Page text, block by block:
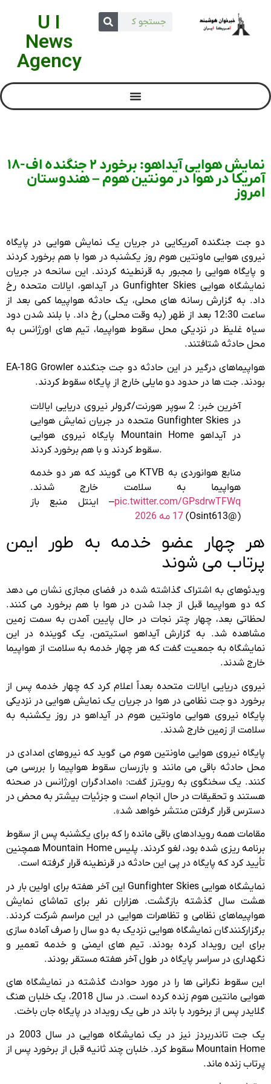
U I
News
Agency
نمایش هوایی آیداهو: برخورد 2 جنگنده اف-18
آمریکا در هوا در مونتین هوم – هندوستان
امروز
دو جت جنگنده آمریکایی در جریان یک نمایش هوایی در پایگاه
نیروی هوایی ماونتین هوم روز یکشنبه در هوا با هم برخورد کردند
و پایگاه هوایی را مجبور به قرنطینه کردند. این سانحه در جریان
نمایشگاه هوایی Gunfighter Skies در آیداهو، ایالات متحده رخ
داد. به گزارش رسانه های محلی، یک حادثه هواپیما کمی بعد از
ساعت 12:30 بعد از ظهر (به وقت محلی) رخ داد. با بلند شدن دود
سیاه غلیظ در نزدیکی محل سقوط هواپیما، تیم های اورژانس به
محل حادثه شتافتند.
هواپیماهای درگیر در این حادثه دو جت جنگنده EA-18G Growler
بودند. جت ها در حدود دو مایلی خارج از پایگاه سقوط کردند.
آخرین خبر: 2 سوپر هورنت/گرولر نیروی دریایی ایالات
متحده در جریان نمایش هوایی Gunfighter Skies در
پایگاه نیروی هوایی Mountain Home در آیداهو
سقوط کردند و با هم برخورد کردند.
منابع هوانوردی به KTVB می گویند که هر دو خدمه
هواپیما به سلامت خارج شدند.
pic.twitter.com/GPsdrwTFWq– اینتل منبع باز
(@Osint613)
17 مه 2026
هر چهار عضو خدمه به طور ایمن
پرتاب می شوند
ویدئوهای به اشتراک گذاشته شده در فضای مجازی نشان می دهد
که دو هواپیما قبل از جدا شدن در هوا با هم برخورد می کنند.
لحظاتی بعد، چهار چتر نجات در حال پایین آمدن به سمت زمین
مشاهده شد. به گزارش آیداهو استیتمن، یک گوینده در این
نمایشگاه به جمعیت گفت که هر چهار خدمه به سلامت از هواپیما
خارج شدند.
نیروی دریایی ایالات متحده بعداً اعلام کرد که چهار خدمه پس از
برخورد دو جت نظامی در هوا در جریان یک نمایش هوایی در نزدیکی
پایگاه نیروی هوایی ماونتین هوم در آیداهو در روز یکشنبه به
سلامت از زمین خارج شدند.
پایگاه نیروی هوایی ماونتین هوم می گوید که نیروهای امدادی در
محل حادثه باقی می مانند و بازرسان سقوط هواپیما را بررسی می
کنند. یک سخنگوی به رویترز گفت: «امدادگران اورژانس در صحنه
هستند و تحقیقات در حال انجام است و جزئیات بیشتر به محض در
دسترس قرار گرفتن منتشر خواهد شد».
مقامات همه رویدادهای باقی مانده را که برای یکشنبه پس از سقوط
برنامه ریزی شده بود، لغو کردند. پلیس Mountain Home همچنین
تأیید کرد که پایگاه در پی این حادثه در قرنطینه قرار گرفته است.
نمایشگاه هوایی Gunfighter Skies این آخر هفته برای اولین بار در
هشت سال گذشته بازگشت. هزاران نفر برای تماشای نمایش
هواپیماهای نظامی و تظاهرات هوایی در این مراسم شرکت کردند.
برگزارکنندگان نمایشگاه هوایی نزدیک به دو سال را صرف آماده سازی
برای این رویداد کرده بودند. تیم های ایمنی و خدمه تعمیر و
نگهداری در سراسر پایگاه در طول آخر هفته مستقر بودند.
این سقوط نگرانی ها را در مورد حوادث گذشته در نمایشگاه های
هوایی مانتین هوم زنده کرده است. در سال 2018، یک خلبان هنگ
گلایدر پس از برخورد با باند در طی یک رویداد در پایگاه جان باخت.
یک جت تاندربردز نیز در یک نمایشگاه هوایی در سال 2003 در
Mountain Home سقوط کرد. خلبان چند ثانیه قبل از برخورد پس از
پرتاب زنده ماند.